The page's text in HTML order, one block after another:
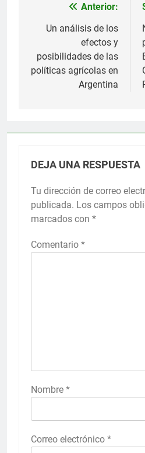
Navegación
entradas
Anterior:
Un análisis de los
efectos y
posibilidades de las
políticas agrícolas en
Argentina
DEJA UNA RESPUESTA
Tu dirección de correo
publicada. Los campos
marcados con *
Comentario *
Nombre *
Correo electrónico *